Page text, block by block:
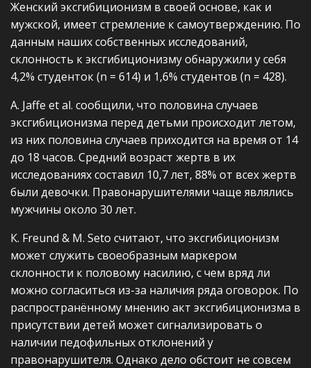
Женский эксгибиционизм в своей основе, как и
мужской, имеет стремление к самоутверждению. По
данным наших собственных исследований,
склонность к эксгибиционизму обнаружили у себя
4,2% студенток (n = 614) и 1,6% студентов (n = 428).
A. Jaffe et al. сообщили, что половина случаев
эксгибиционизма перед детьми происходит летом,
из них половина случаев приходится на время от 14
до 18 часов. Средний возраст жертв в их
исследованиях составил 10,7 лет, 88% от всех жертв
были девочки. Правонарушителями чаще являлись
мужчины около 30 лет.
К. Freund & M. Seto считают, что эксгибиционизм
может служить своеобразным маркером
склонности к половому насилию, с чем вряд ли
можно согласиться из-за наличия ряда оговорок. По
распространённому мнению акт эксгибиционизма в
присутствии детей может сигнализировать о
наличии педофильных отклонений у
правонарушителя. Однако дело обстоит не совсем